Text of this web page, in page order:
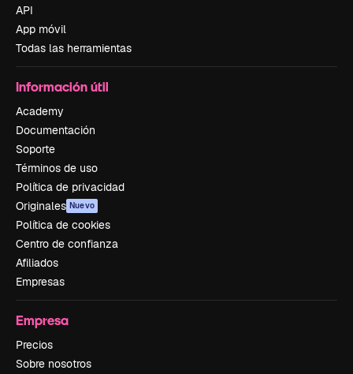
API
App móvil
Todas las herramientas
Información útil
Academy
Documentación
Soporte
Términos de uso
Política de privacidad
Originales Nuevo
Política de cookies
Centro de confianza
Afiliados
Empresas
Empresa
Precios
Sobre nosotros